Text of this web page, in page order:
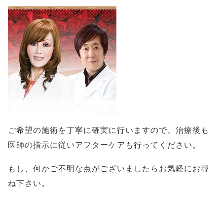
ご希望の施術を丁寧に確実に行いますので、治療後も
医師の指示に従いアフターケアも行ってください。
もし、何かご不明な点がございましたらお気軽にお尋
ね下さい。